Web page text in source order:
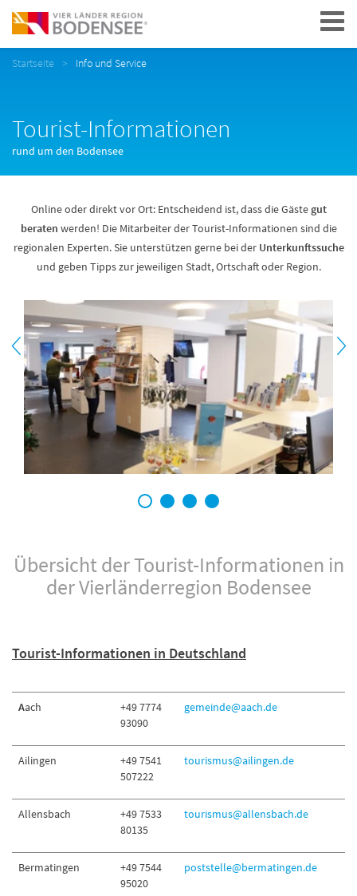
Navigation
Startseite Info und Service
Tourist-Informationen
rund um den Bodensee
Online oder direkt vor Ort: Entscheidend ist, dass die Gästegut
beraten werden! Die Mitarbeiter der Tourist-Informationen sind die
regionalen Experten. Sie unterstützen gerne bei der Unterkunftssuche
und geben Tipps zur jeweiligen Stadt, Ortschaft oder Region.
1 2 3 4
Übersicht der Tourist-Informationen in
der Vierländerregion Bodensee
Tourist-Informationen in Deutschland
Aach
+49 7774
93090
gemeinde@aach.de
Ailingen
+49 7541
507222
tourismus@ailingen.de
Allensbach
+49 7533
80135
tourismus@allensbach.de
Bermatingen
+49 7544
95020
poststelle@bermatingen.de